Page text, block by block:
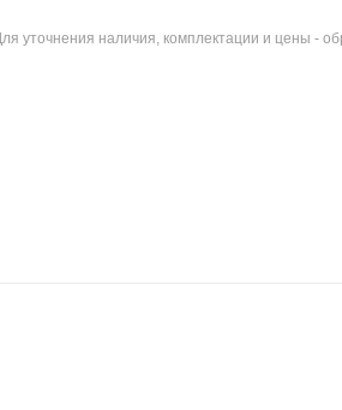
уточнения наличия, комплектации и цены -